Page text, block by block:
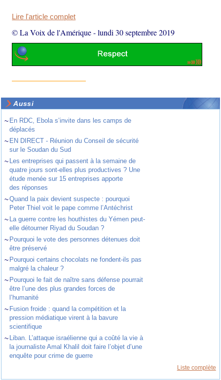
Lire l'article complet
© La Voix de l'Amérique-lundi 30 septembre 2019
Aussi
~ En RDC, Ebola s’invite dans les camps de
déplacés
~ EN DIRECT - Réunion du Conseil de sécurité
sur le Soudan du Sud
~ Les entreprises qui passent à la semaine de
quatre jours sont-elles plus productives ? Une
étude menée sur 15 entreprises apporte
des réponses
~Quand la paix devient suspecte : pourquoi
Peter Thiel voit le pape comme l’Antéchrist
~ La guerre contre les houthistes du Yémen peut-
elle détourner Riyad du Soudan ?
~ Pourquoi le vote des personnes détenues doit
être préservé
~ Pourquoi certains chocolats ne fondent-ils pas
malgré la chaleur ?
~ Pourquoi le fait de naître sans défense pourrait
être l’une des plus grandes forces de
l’humanité
~ Fusion froide : quand la compétition et la
pression médiatique virent à la bavure
scientifique
~ Liban. L’attaque israélienne qui a coûté la vie à
la journaliste Amal Khalil doit faire l’objet d’une
enquête pour crime de guerre
Liste complète